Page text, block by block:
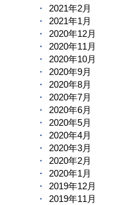
2021年2月
2021年1月
2020年12月
2020年11月
2020年10月
2020年9月
2020年8月
2020年7月
2020年6月
2020年5月
2020年4月
2020年3月
2020年2月
2020年1月
2019年12月
2019年11月